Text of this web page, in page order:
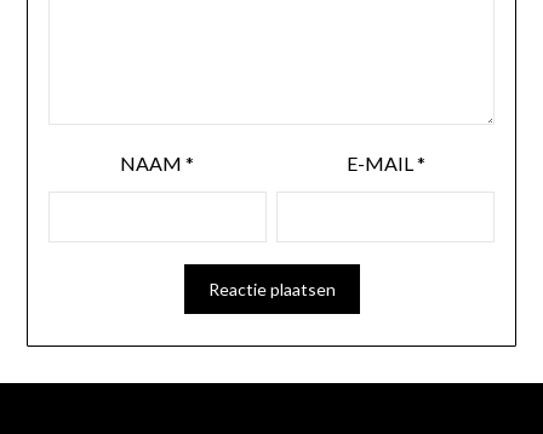
NAAM* E-MAIL *